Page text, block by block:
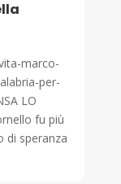
marco-
per-
LO
fu più
di speranza